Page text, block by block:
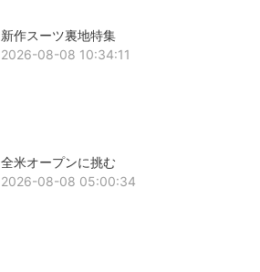
新作スーツ裏地特集
2026-08-08 10:34:11
全米オープンに挑む
2026-08-08 05:00:34